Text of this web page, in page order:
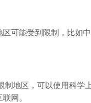
可能受到限制，比如
制地区，可以使用科学
网。